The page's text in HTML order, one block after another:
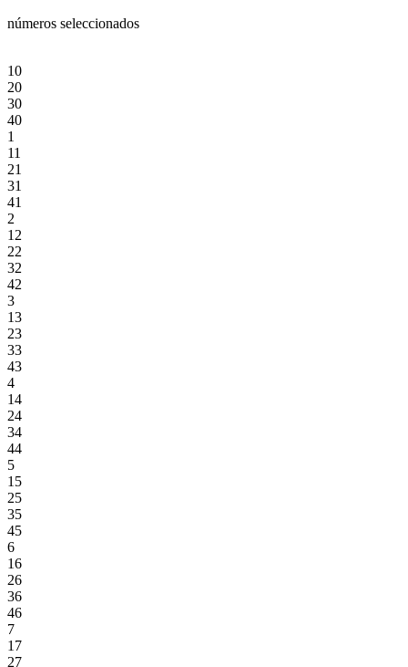
números seleccionados
10
20
30
40
1
11
21
31
41
2
12
22
32
42
3
13
23
33
43
4
14
24
34
44
5
15
25
35
45
6
16
26
36
46
7
17
27